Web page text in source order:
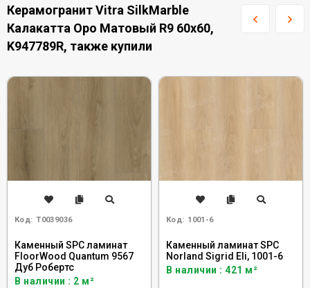
Керамогранит Vitra SilkMarble
Калакатта Оро Матовый R9 60x60,
K947789R, также купили
Код: Т0039036
Каменный SPC ламинат
FloorWood Quantum 9567
Дуб Робертс
В наличии : 2 м²
Код: 1001-6
Каменный ламинат SPC
Norland Sigrid Eli, 1001-6
В наличии : 421 м²